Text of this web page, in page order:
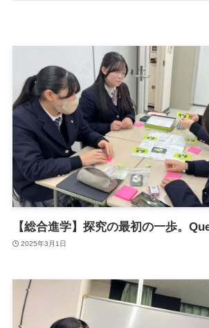
【総合進学】探究の最初の一歩。
2025年3月1日